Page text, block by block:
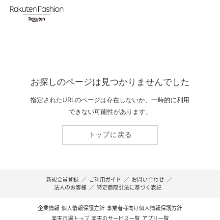
お探しのページは見つかりませんでした
指定されたURLのページは存在しないか、一時的に利用
できない可能性があります。
トップに戻る
新規会員登録 ／ ご利用ガイド ／ お問い合わせ ／
法人のお客様 ／ 特定商取引法に基づく表記
企業情報 個人情報保護方針 事業者様向け個人情報保護方針
楽天市場トップ 楽天のサービス一覧 アプリ一覧